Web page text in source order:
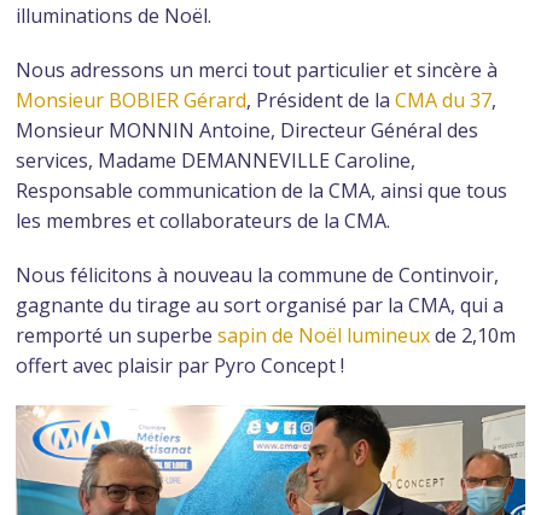
illuminations de Noël.
Nous adressons un merci tout particulier et sincère à
Monsieur BOBIER Gérard, Président de laCMA du 37,
Monsieur MONNIN Antoine, Directeur Général des
services, Madame DEMANNEVILLE Caroline,
Responsable communication de la CMA, ainsi que tous
les membres et collaborateurs de la CMA.
Nous félicitons à nouveau la commune de Continvoir,
gagnante du tirage au sort organisé par la CMA, qui a
remporté un superbesapin de Noël lumineuxde 2,10m
offert avec plaisir par Pyro Concept !